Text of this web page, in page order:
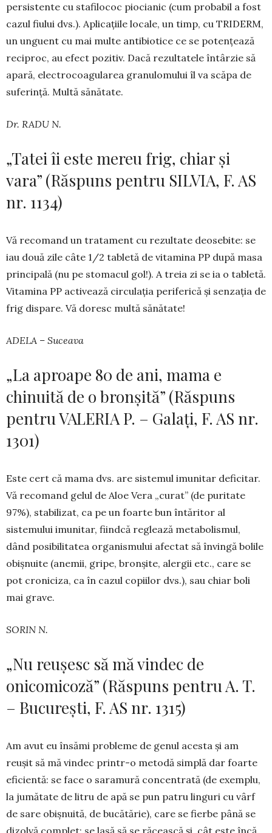
persistente cu stafilococ piocianic (cum pro­babil a fost
cazul fiului dvs.). Aplicațiile locale, un timp, cu TRIDERM,
un unguent cu mai multe antibiotice ce se potențează
reciproc, au efect po­zitiv. Dacă rezultatele întârzie să
apară, electro­coagularea granulomului îl va scăpa de
suferință. Multă sănătate.
Dr. RADU N.
„Tatei îi este mereu frig, chiar și
vara” (Răspuns pentru SILVIA, F. AS
nr. 1134)
Vă recomand un tratament cu rezultate deose­bite: se
iau două zile câte 1/2 tabletă de vitamina PP după masa
principală (nu pe stomacul gol!). A treia zi se ia o tabletă.
Vitamina PP activează circulația periferică și senzația de
frig dispare. Vă doresc multă sănătate!
ADELA – Suceava
„La aproape 80 de ani, mama e
chinuită de o bronșită” (Răspuns
pentru VALERIA P. – Galați, F. AS nr.
1301)
Este cert că mama dvs. are sistemul imunitar deficitar.
Vă recomand gelul de Aloe Vera „curat” (de puritate
97%), stabilizat, ca pe un foarte bun întăritor al
sistemului imunitar, fiindcă reglează metabolismul,
dând posibilitatea organismului afectat să învingă bolile
obișnuite (anemii, gripe, bronșite, alergii etc., care se
pot croniciza, ca în cazul copiilor dvs.), sau chiar boli
mai grave.
SORIN N.
„Nu reușesc să mă vindec de
onicomicoză” (Răspuns pentru A. T.
– București, F. AS nr. 1315)
Am avut eu însămi probleme de genul acesta și am
reușit să mă vindec printr-o metodă simplă dar foarte
eficientă: se face o saramură concentrată (de exemplu,
la jumătate de litru de apă se pun patru linguri cu vârf
de sare obișnuită, de bucătărie), care se fierbe până se